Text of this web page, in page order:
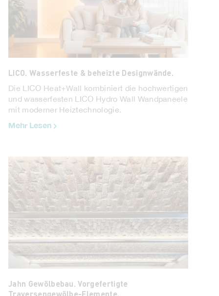
LICO. Wasserfeste & beheizte Designwände.
Die LICO Heat+Wall kombiniert die hochwertigen
und wasserfesten LICO Hydro Wall Wandpaneele
mit moderner Heiztechnologie.
Mehr Lesen
Jahn Gewölbebau. Vorgefertigte
Traversengewölbe-Elemente.